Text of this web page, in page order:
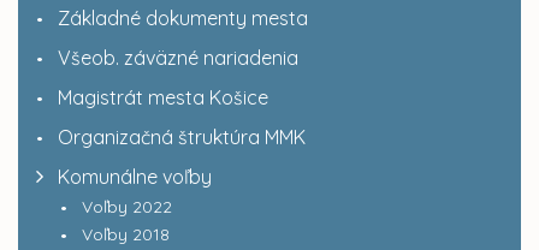
Základné dokumenty mesta
Všeob. záväzné nariadenia
Magistrát mesta Košice
Organizačná štruktúra MMK
Komunálne voľby
Voľby 2022
Voľby 2018